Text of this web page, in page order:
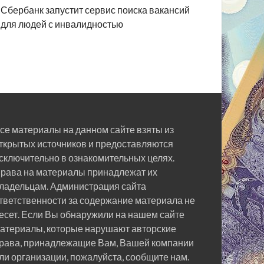
Сбербанк запустит сервис поиска вакансий
для людей с инвалидностью
материалы на данном сайте взяты из
источников и предоставляются
в ознакомительных целях.
на материалы принадлежат их
Администрация сайта
за содержание материала не
Если Вы обнаружили на нашем сайте
которые нарушают авторские
принадлежащие Вам, Вашей компании
организации, пожалуйста, сообщите нам.